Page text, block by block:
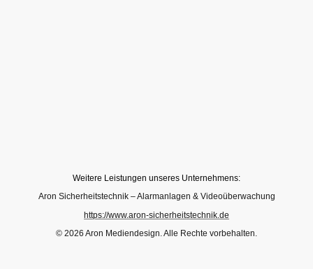
Weitere Leistungen unseres Unternehmens:
Aron Sicherheitstechnik – Alarmanlagen & Videoüberwachung
https://www.aron-sicherheitstechnik.de
© 2026 Aron Mediendesign. Alle Rechte vorbehalten.